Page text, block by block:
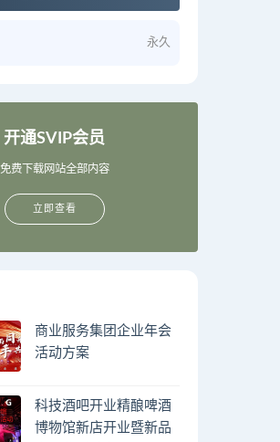
永久
开通SVIP会员
免费下载网站全部内容
立即查看
商业服务集团企业年会
活动方案
科技酒吧开业精酿啤酒
博物馆新店开业暨新品